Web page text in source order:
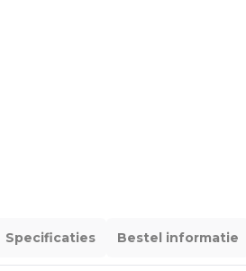
Specificaties Bestel informatie